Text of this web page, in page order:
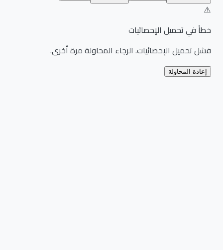
خطأ في تحميل الإحصائيات
فشل تحميل الإحصائيات. الرجاء المحاولة مرة أخرى.
إعادة المحاولة